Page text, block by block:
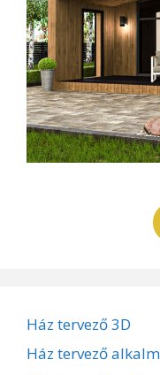
Ház tervező 3D
Ház tervező